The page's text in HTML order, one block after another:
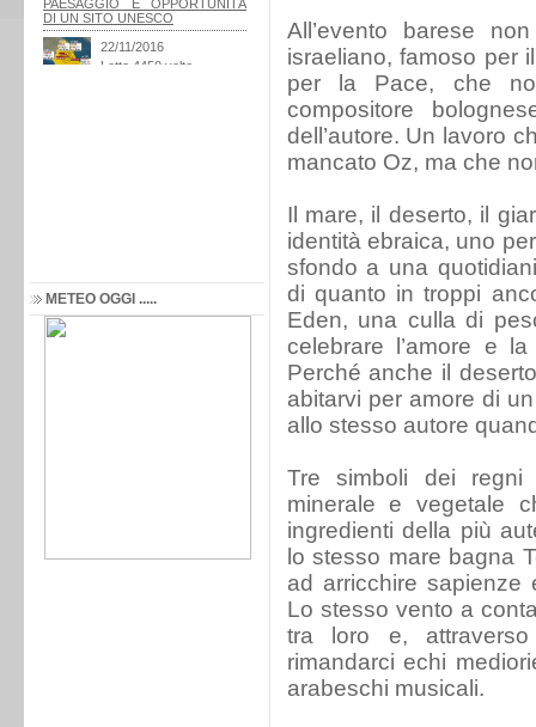
METEO OGGI .....
All’evento barese
israeliano, famoso per
per la Pace, che
compositore
dell’autore. Un lavoro
mancato Oz, ma che
Il mare, il deserto, il
identità ebraica, uno
sfondo a una
di quanto in troppi
Eden, una culla di
celebrare l’amore e
Perché anche il
abitarvi per amore di
allo stesso autore
Tre simboli dei regni
minerale e vegetale
ingredienti della più
lo stesso mare bagna
ad arricchire sapienze
Lo stesso vento a
tra loro e,
rimandarci echi
arabeschi musicali.